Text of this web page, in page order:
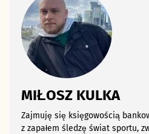
MIŁOSZ KULKA
Zajmuję się księgowością
z zapałem śledzę świat sportu,